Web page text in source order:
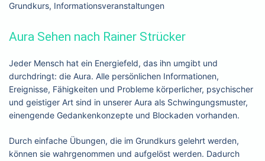
Grundkurs, Informationsveranstaltungen
Aura Sehen nach Rainer Strücker
Jeder Mensch hat ein Energiefeld, das ihn umgibt und
durchdringt: die Aura. Alle persönlichen Informationen,
Ereignisse, Fähigkeiten und Probleme körperlicher, psychischer
und geistiger Art sind in unserer Aura als Schwingungsmuster,
einengende Gedankenkonzepte und Blockaden vorhanden.
Durch einfache Übungen, die im Grundkurs gelehrt werden,
können sie wahrgenommen und aufgelöst werden. Dadurch